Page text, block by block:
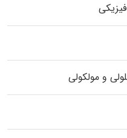
و مولکولی